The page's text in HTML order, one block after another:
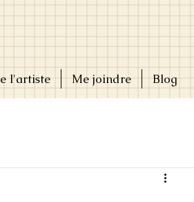
l'artiste Me joindre Blog